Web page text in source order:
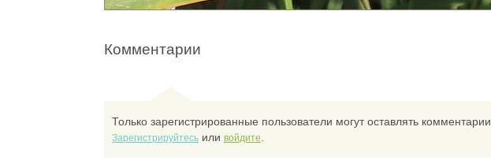
Комментарии
Только зарегистрированные пользователи могут оставлять комментарии.
Зарегистрируйтесь или войдите